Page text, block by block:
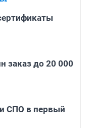
заказ до 20 000
СПО в первый